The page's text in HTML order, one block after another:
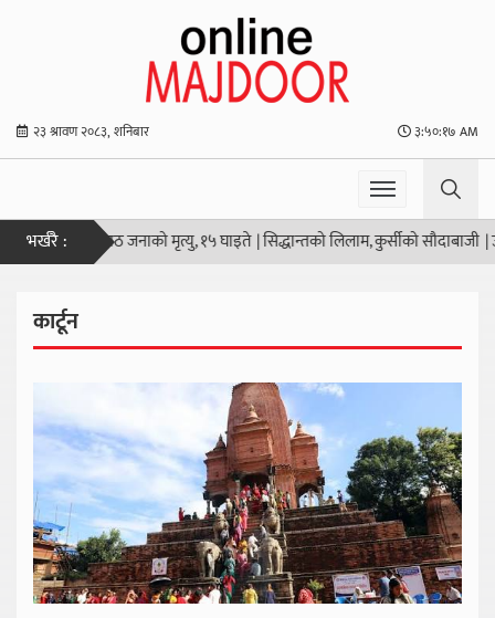
२३ श्रावण २०८३, शनिबार ३:५०:१८ AM
भर्खरै :आठ जनाको मृत्यु, १५ घाइते |सिद्धान्तको लिलाम, कुर्सीको सौदाबाजी |उठ जाग
कार्टून